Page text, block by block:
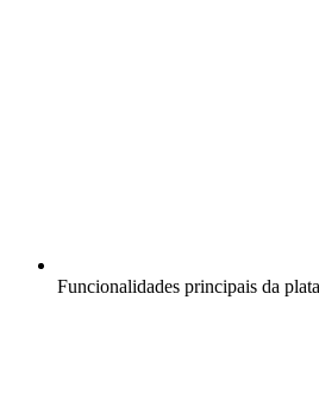
Funcionalidades principais da